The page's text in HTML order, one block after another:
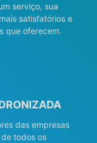
serviço, sua
satisfatórios e
que oferecem.
das empresas
todos os